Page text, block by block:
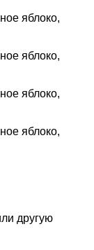
яблоко,
яблоко,
яблоко,
яблоко,
другую